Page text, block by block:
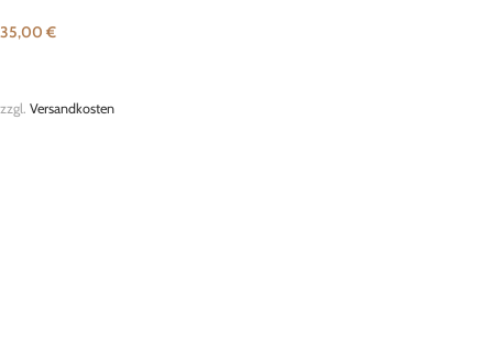
35,00 €
zzgl. Versandkosten